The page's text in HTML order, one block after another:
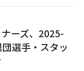
ーズ、2025-
選手・スタッ